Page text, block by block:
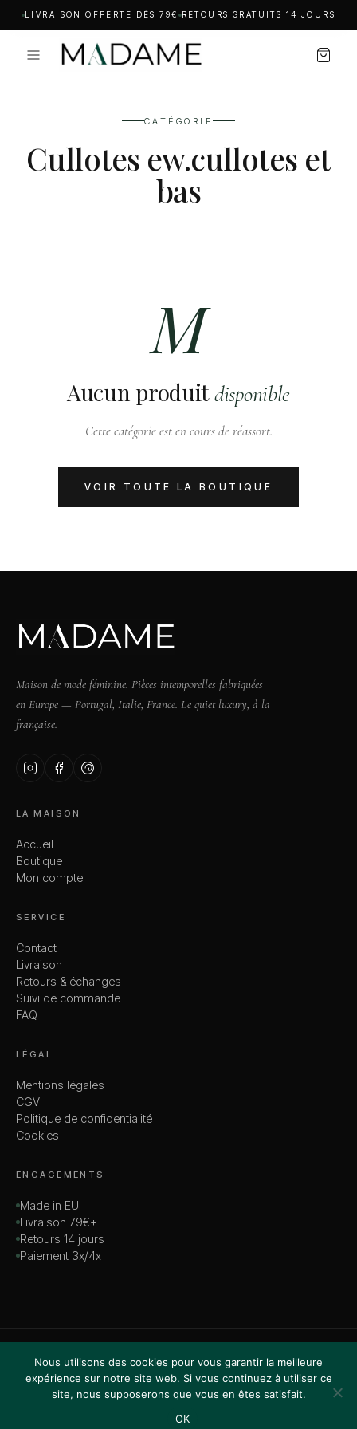
LIVRAISON OFFERTE DÈS 79€ RETOURS GRATUITS 14 JOURS
Recherche
CATÉGORIE
Cullotes ew.cullotes et
bas
M
Aucun produitdisponible
Cette catégorie est en cours de réassort.
VOIR TOUTE LA BOUTIQUE
Maison de mode féminine. Pièces intemporelles fabriquées
en Europe — Portugal, Italie, France. Le quiet luxury, à la
française.
LA MAISON
Accueil
Boutique
Mon compte
SERVICE
Contact
Livraison
Retours & échanges
Suivi de commande
FAQ
LÉGAL
Mentions légales
CGV
Politique de confidentialité
Cookies
ENGAGEMENTS
Made in EU
Livraison 79€+
Retours 14 jours
Paiement 3x/4x
VISA · MASTERCARD · AMEX · PAYPAL
Nous utilisons des cookies pour vous garantir la meilleure
expérience sur notre site web. Si vous continuez à utiliser ce
site, nous supposerons que vous en êtes satisfait.
OK